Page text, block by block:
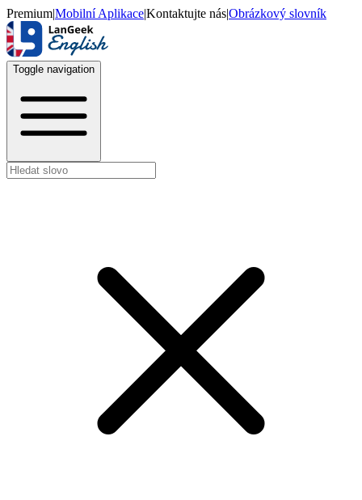
Premium|Mobilní Aplikace|Kontaktujte nás|Obrázkový slovník
Toggle navigation